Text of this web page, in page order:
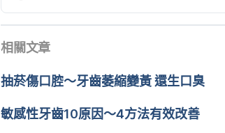
2022/06/14
醫學審稿： 賴建翰醫師
Dylan Tang 更新
相關文章
抽菸傷口腔～牙齒萎縮變黃 還生口臭
敏感性牙齒10原因～4方法有效改善